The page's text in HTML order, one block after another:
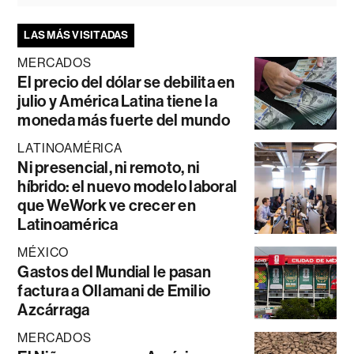
LAS MÁS VISITADAS
MERCADOS
El precio del dólar se debilita en
julio y América Latina tiene la
moneda más fuerte del mundo
LATINOAMÉRICA
Ni presencial, ni remoto, ni
híbrido: el nuevo modelo laboral
que WeWork ve crecer en
Latinoamérica
MÉXICO
Gastos del Mundial le pasan
factura a Ollamani de Emilio
Azcárraga
MERCADOS